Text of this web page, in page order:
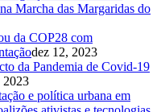
Marcha das Margaridas do
da COP28 com
dez 12, 2023
da Pandemia de Covid-19
2023
e política urbana em